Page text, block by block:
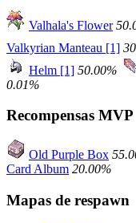
Valhala's Flower
Valkyrian Manteau [1]
Helm [1] 50.00%
0.01%
Recompensas MVP
Old Purple Box
Card Album 20.00%
Mapas de respawn